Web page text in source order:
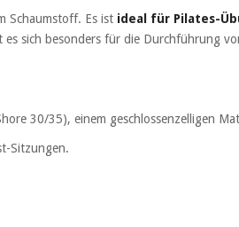
Schaumstoff. Es ist ideal für Pilates-
es sich besonders für die Durchführung
30/35), einem geschlossenzelligen
Sitzungen.